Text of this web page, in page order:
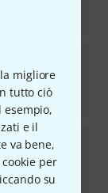
migliore
tutto ciò
esempio,
e il
va bene,
per
su